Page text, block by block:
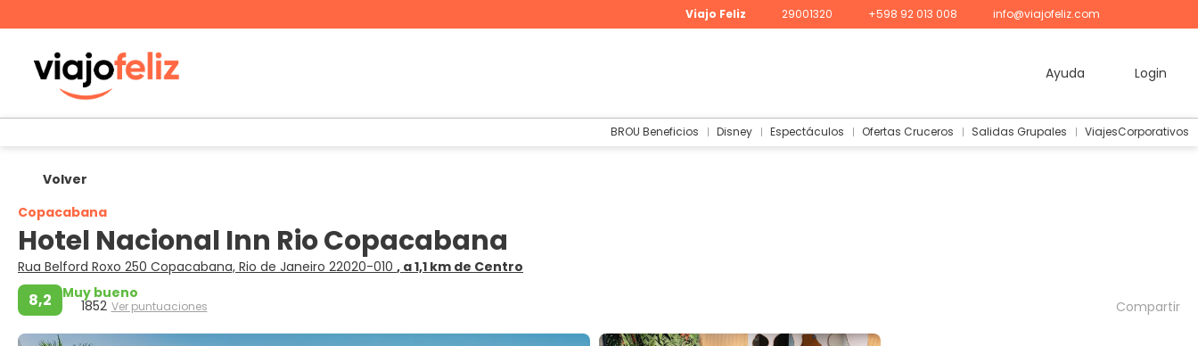
Viajo Feliz 29001320 +598 92 013 008 info@viajofeliz.com
Ayuda Login
BROU Beneficios Disney Espectáculos Ofertas Cruceros Salidas Grupales ViajesCorporativos
Volver
Copacabana
Hotel Nacional Inn Rio Copacabana
Rua Belford Roxo 250 Copacabana, Rio de Janeiro 22020-010 , a 1,1 km de Centro
8,2 Muy bueno
1852 Ver puntuaciones Compartir